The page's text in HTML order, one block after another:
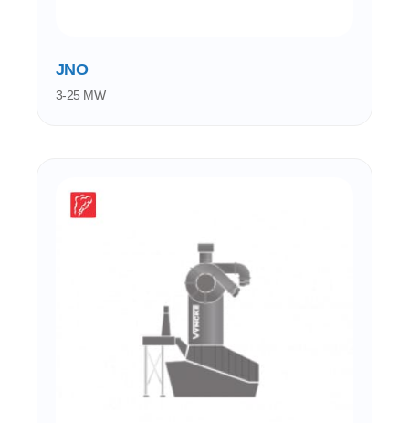
JNO
3-25 MW